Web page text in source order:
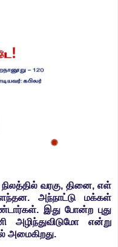
நிலத்தில் வரகு, தினை, எள்
அந்நாட்டு மக்கள்
இது போன்ற புது
அழிந்துவிடுமோ என்று
அமைகிறது.